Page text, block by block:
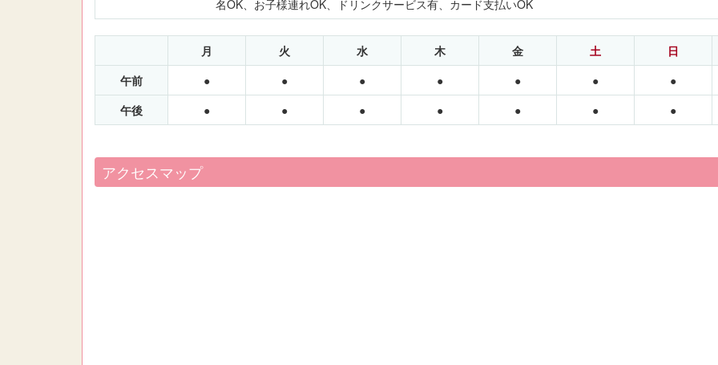
名OK、お子様連れOK、ドリンクサービス有、カード支払いOK
月 火 水 木 金 土
日
午前
● ● ● ● ● ●
●
午後
● ● ● ● ● ● ●
アクセスマップ